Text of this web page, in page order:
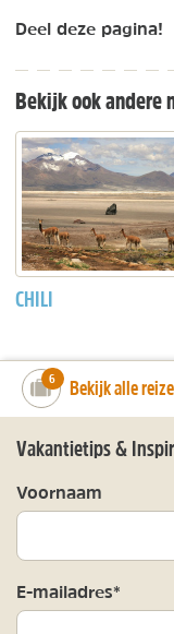
Deel deze pagina!
Bekijk ook andere
CHILI
number_of_trips:
6 Bekijk alle
Vakantietips &
Voornaam
E-mailadres*